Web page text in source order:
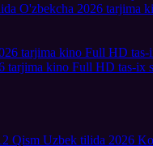
O'zbekcha 2026 tarjima
tarjima kino Full HD tas-ix